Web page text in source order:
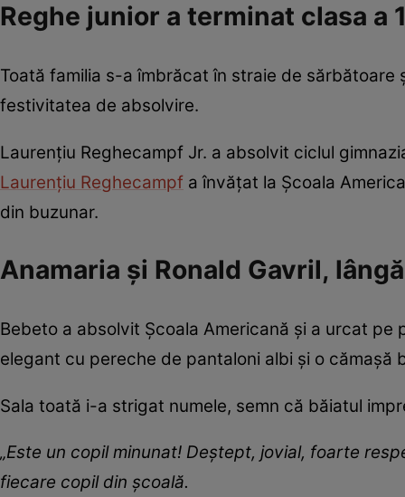
Reghe junior a terminat clasa a
Toată familia s-a îmbrăcat în straie de
festivitatea de absolvire.
Laurențiu Reghecampf Jr. a absolvit ciclul
Laurențiu Reghecampf a învățat la Școala
din buzunar.
Anamaria și Ronald Gavril,
Bebeto a absolvit Școala Americană și a urcat
elegant cu pereche de pantaloni albi și o cămașă
Sala toată i-a strigat numele, semn că băiatul
„Este un copil minunat! Deștept, jovial, foarte
fiecare copil din școală.